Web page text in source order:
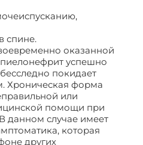
спине.
оказанной
успешно
покидает
Хроническая форма
или
помощи при
данном случае имеет
которая
других